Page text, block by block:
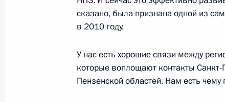
Разделы сайта
Президента
России
Структура
Видео и фото
Документы
ресурсы
Текущий ресурс
Конституция
Государственная
сказано, была признана одной из
в 2010 году.
У нас есть хорошие связи между
которые воплощают контакты
Пензенской областей. Нам есть чему